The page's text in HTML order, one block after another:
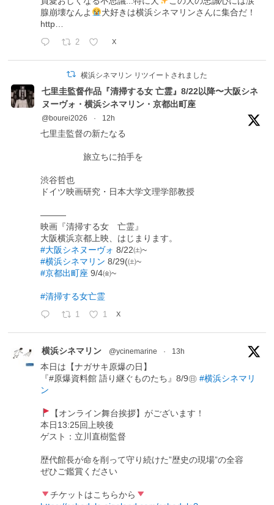
腺崩壊なんよ
犬好きは横浜シネマリンさんに集合だ！
http…
2 X
横浜シネマリン リツイートされました
七里圭監督作品『清掃する女 亡霊』8/22以降〜大阪シネ
ヌーヴォ・横浜シネマリン・京都出町座
@bourei2026 · 12h
七里圭監督の新たなる
旅立ちに拍手を
渋谷哲也
ドイツ映画研究・日本大学文理学部教授
―――
映画『清掃する女 亡霊』
大阪横浜京都上映、はじまります。
#大阪シネヌーヴォ 8/22㈯~
#横浜シネマリン 8/29(㈯~
#京都出町座 9/4㈮~
#清掃する女亡霊
1 1 X
横浜シネマリン @ycinemarine · 13h
本日は【ナガサキ原爆の日】
『#原爆資料館 語り継ぐものたち』8/9㊐#横浜シネマリ
ン
【オンライン舞台挨拶】がございます！
本日13:25回上映後
ゲスト：立川直樹監督
歴代館長が命を削って守り続けた”歴史の現場”の全容
ぜひご鑑賞ください
チケットはこちらから